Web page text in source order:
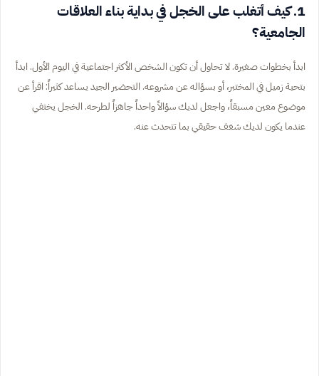
1. كيف أتغلب على الخجل في بداية بناء العلاقات
الجامعية؟
ابدأ بخطوات صغيرة. لا تحاول أن تكون الشخص الأكثر اجتماعية في اليوم الأول. ابدأ
بتحية زميل في المختبر، أو بسؤاله عن مشروعه. التحضير الجيد يساعد كثيراً: اقرأ عن
موضوع معين مسبقاً، واجعل لديك سؤالاً واحداً جاهزاً لطرحه. الخجل يختفي
عندما يكون لديك شغف حقيقي بما تتحدث عنه.